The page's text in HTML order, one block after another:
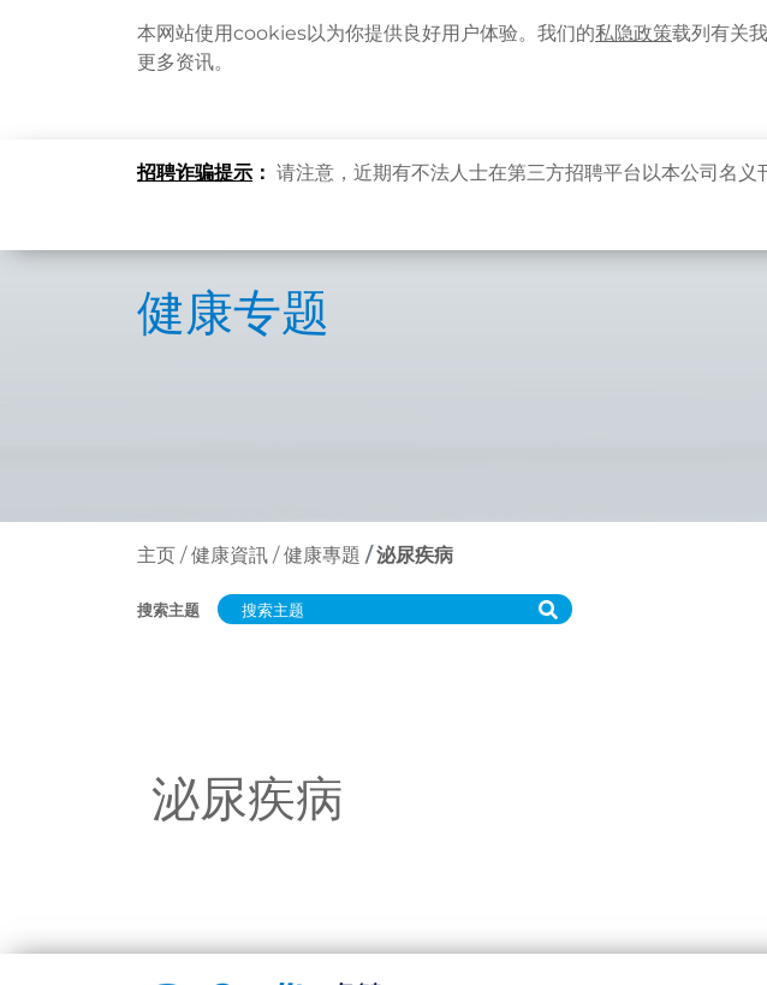
本网站使用cookies以为你提供良好用户体验。我们的私隐政策载列有关
更多资讯。
招聘诈骗提示 ： 请注意，近期有不法人士在第三方招聘平台以本公司名
健康专题
主页 健康資訊 健康專題 泌尿疾病
搜索主题
泌尿疾病